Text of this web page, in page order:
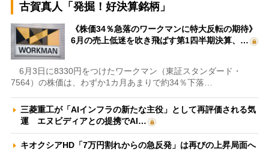
古賀真人「発掘！好決算銘柄」
《株価34％急落のワークマンに特大反転の期待》
6月の売上低迷を吹き飛ばす第1四半期決算、…
6月3日に8330円をつけたワークマン（東証スタンダード・
7564）の株価は、わずか1カ月あまりで約34％下落…
三菱重工が「AIインフラの新たな主役」として再評価される気
運 エヌビディアとの提携でAI…
キオクシアHD「7万円割れからの急反発」は再びの上昇局面へ